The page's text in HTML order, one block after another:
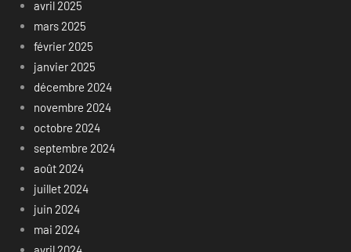
avril 2025
mars 2025
février 2025
janvier 2025
décembre 2024
novembre 2024
octobre 2024
septembre 2024
août 2024
juillet 2024
juin 2024
mai 2024